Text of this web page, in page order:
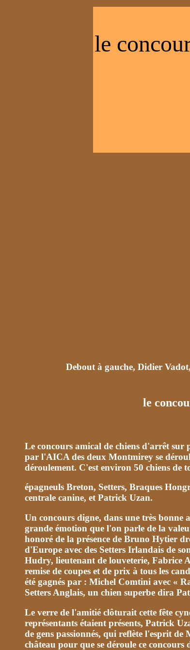
le
Debout à gauche, Didier
le
Le concours amical de chiens d'arrêt sur
par l'AICA des deux Montmirey se
déroulement. C'est environ 50 chiens de
épagneuls Breton, Setters, Braques
centrale canine, et Patrick Uzan.
Un concours digne, dans une très
grande émotion que l'on parle de la
honoré de la présence de Bruno Hytier
d'Europe avec des Setters Irlandais de
Hudry, lieutenant de louveterie, Fabrice
remise de coupes et de prix à tous les
été gagnés par : Michel Comtini avec «
Setters Anglais, un chien superbe dira
Le verre de l'amitié clôturait cette fête
représentants étaient présents, Patrick
de gens passionnés, qui reflète l'esprit
château pour que se déroule ce